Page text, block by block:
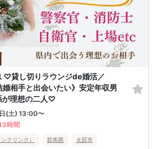
♡貸し切りラウンジde婚活／
婚相手と出会いたい》安定年収男
が理想の二人♡
(土) 13:00〜
時間
クリンク） 群馬県 太田市